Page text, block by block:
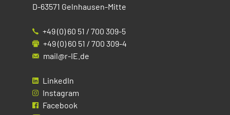
D-63571 Gelnhausen-Mitte
+49 (0) 60 51 / 700 309-5
+49 (0) 60 51 / 700 309-4
mail@r-IE.de
LinkedIn
Instagram
Facebook